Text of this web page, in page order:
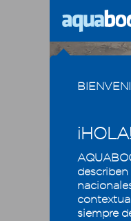
¡HOLA!
siempre